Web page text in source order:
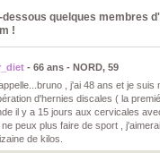
dessous quelques membres
!
- 66 ans - NORD, 59
, j'ai 48 ans et je
d'hernies discales ( la
il y a 15 jours aux cervicales
peux plus faire de sport ,
de kilos.